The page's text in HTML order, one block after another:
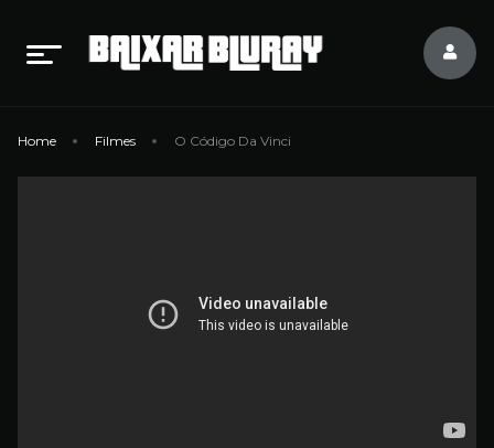
Home Filmes O Código Da Vinci